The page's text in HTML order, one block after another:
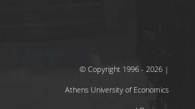
© Copyright 1996 - 2026 |
Athens University of Economics